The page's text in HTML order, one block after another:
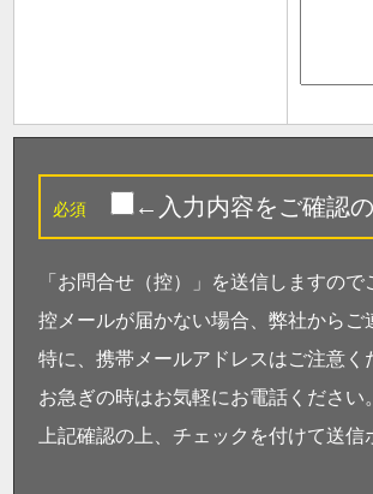
必須 ←入力内容をご確認
「お問合せ（控）」を送信しますので
控メールが届かない場合、弊社からご
特に、携帯メールアドレスはご注意く
お急ぎの時はお気軽にお電話ください。
上記確認の上、チェックを付けて送信